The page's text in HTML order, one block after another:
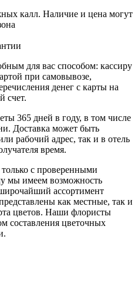
калл. Наличие и цена могут
для вас способом: кассиру
при самовывозе,
денег с карты на
счет.
365 дней в году, в том числе
Доставка может быть
рабочий адрес, так и в отель
время.
с проверенными
мы имеем возможность
ассортимент
как местные, так и
цветов. Наши флористы
составления цветочных